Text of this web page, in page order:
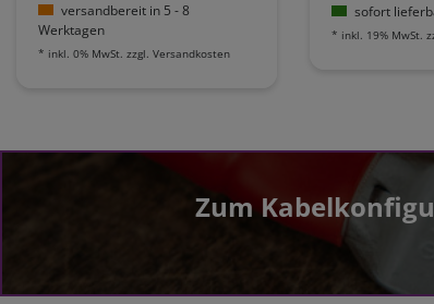
versandbereit in 5 - 8
Werktagen
* inkl. 0% MwSt. zzgl. Versandkosten
sofort
* inkl. 19% MwSt.
Zum